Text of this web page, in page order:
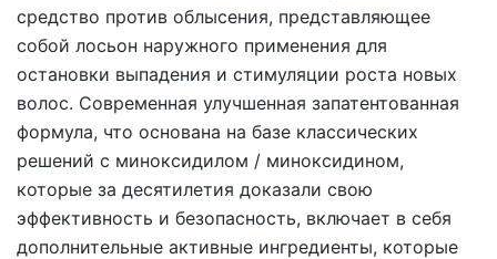
средство против облысения, представляющее
собой лосьон наружного применения для
остановки выпадения и стимуляции роста новых
волос. Современная улучшенная запатентованная
формула, что основана на базе классических
решений с миноксидилом / миноксидином,
которые за десятилетия доказали свою
эффективность и безопасность, включает в себя
дополнительные активные ингредиенты, которые